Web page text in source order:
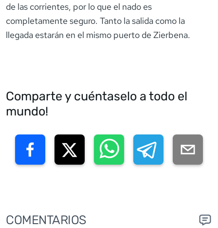
de las corrientes, por lo que el nado es
completamente seguro. Tanto la salida como la
llegada estarán en el mismo puerto de Zierbena.
Comparte y cuéntaselo a todo el
mundo!
COMENTARIOS